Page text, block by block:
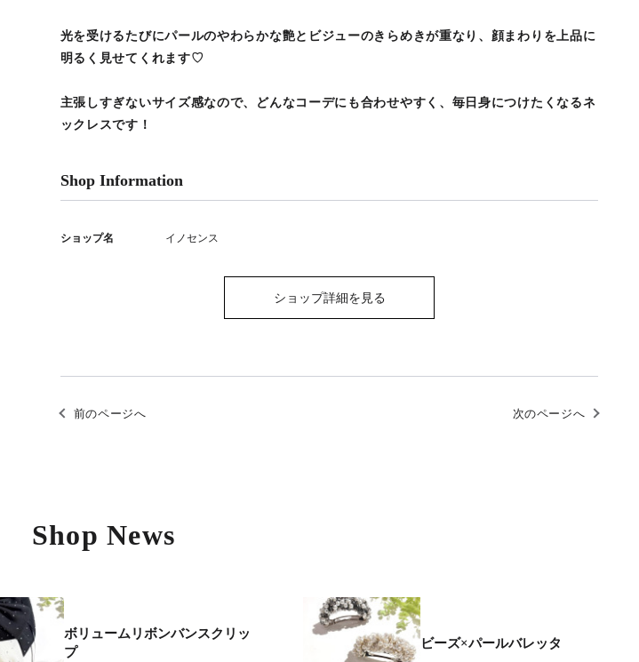
光を受けるたびにパールのやわらかな艶とビジューのきらめきが重なり、顔まわりを上品に
明るく見せてくれます♡
主張しすぎないサイズ感なので、どんなコーデにも合わせやすく、毎日身につけたくなるネ
ックレスです！
Shop Information
ショップ名 イノセンス
ショップ詳細を見る
前のページへ 次のページへ
Shop News
ボリュームリボンバンスクリッ
プ
ビーズ×パールバレッタ